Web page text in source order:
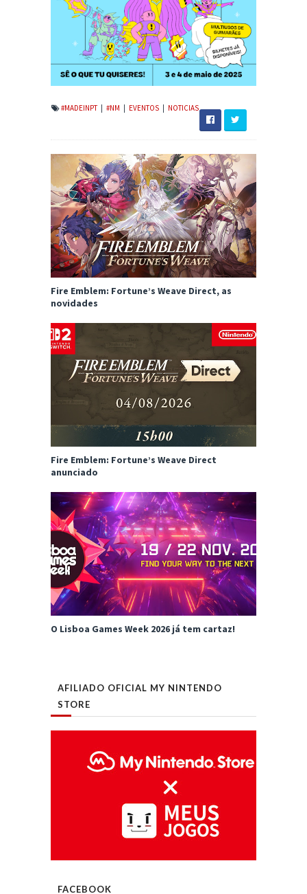
#MADEINPT | #NM | EVENTOS | NOTICIAS
Fire Emblem: Fortune’s Weave Direct, as
novidades
Fire Emblem: Fortune’s Weave Direct
anunciado
O Lisboa Games Week 2026 já tem cartaz!
AFILIADO OFICIAL MY NINTENDO
STORE
FACEBOOK